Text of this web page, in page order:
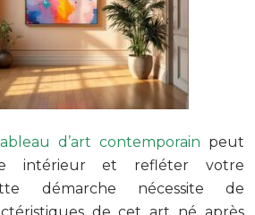
d’art contemporain peut
intérieur et refléter votre
démarche nécessite de